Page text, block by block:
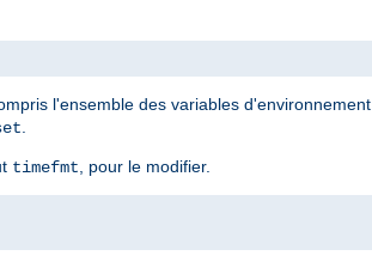
l'ensemble des variables d'environnement
timefmt , pour le modifier.